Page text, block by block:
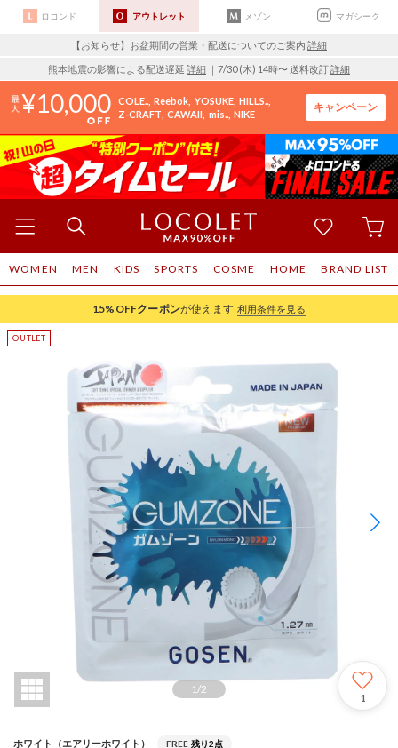
ロコンド アウトレット メゾン マガシーク
【お知らせ】お盆期間の営業・配送についてのご案内 詳細
熊本地震の影響による配送遅延 詳細 ｜7/30 (木) 14時〜 送料改訂詳細
10,000 COLE.. Reebok YOSUKE HILLS..
Z-CRAFT CAWAII mis.. NIKE
キャンペーン
WOMEN MEN KIDS SPORTS COSME HOME BRAND LIST
15%OFFクーポンが使えます 利用条件を見る
1 /2
1
ホワイト（エアリーホワイト） FREE 残り2点